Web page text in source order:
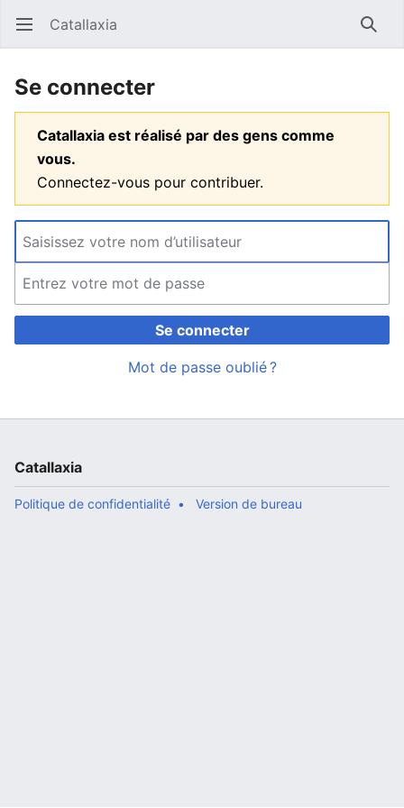
Ouvrir le menu principal Catallaxia
Se connecter
Catallaxia est réalisé par des gens comme
vous.
Connectez-vous pour contribuer.
Se connecter
Mot de passe oublié ?
Catallaxia
Politique de confidentialité Version de bureau